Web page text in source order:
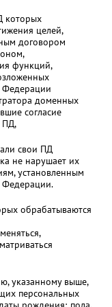
которых
целей,
договором
функций,
Федерации
доменных
согласие
ПД,
свои ПД
не нарушает их
установленным
Федерации.
обрабатываются
указанному выше,
персональных